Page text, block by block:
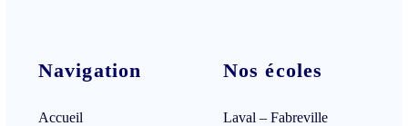
Navigation
Accueil
Nos écoles
Laval – Fabreville